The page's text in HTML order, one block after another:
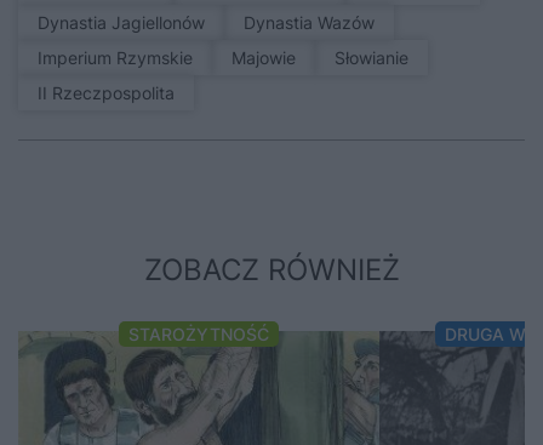
Dynastia Jagiellonów
Dynastia Wazów
Imperium Rzymskie
Majowie
Słowianie
II Rzeczpospolita
ZOBACZ RÓWNIEŻ
STAROŻYTNOŚĆ DRUGA